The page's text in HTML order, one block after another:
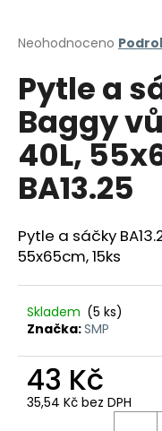
Průměrné
produktu
je
0,0
hvězdiček.
Neohodnoceno
Pytle a
Baggy
40L,
BA13.25
Pytle a sáčky
55x65cm, 15ks
Skladem (5 ks)
Značka:SMP
43 Kč
35,54 Kč bez DPH
j
t
?
D
o
p
r
u
č